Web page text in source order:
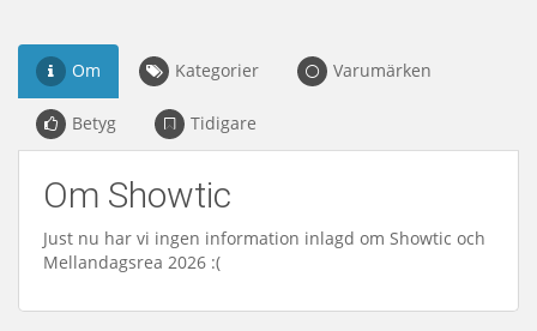
Om Kategorier Varumärken
Betyg Tidigare
Om Showtic
Just nu har vi ingen information inlagd om Showtic och
Mellandagsrea 2026 :(